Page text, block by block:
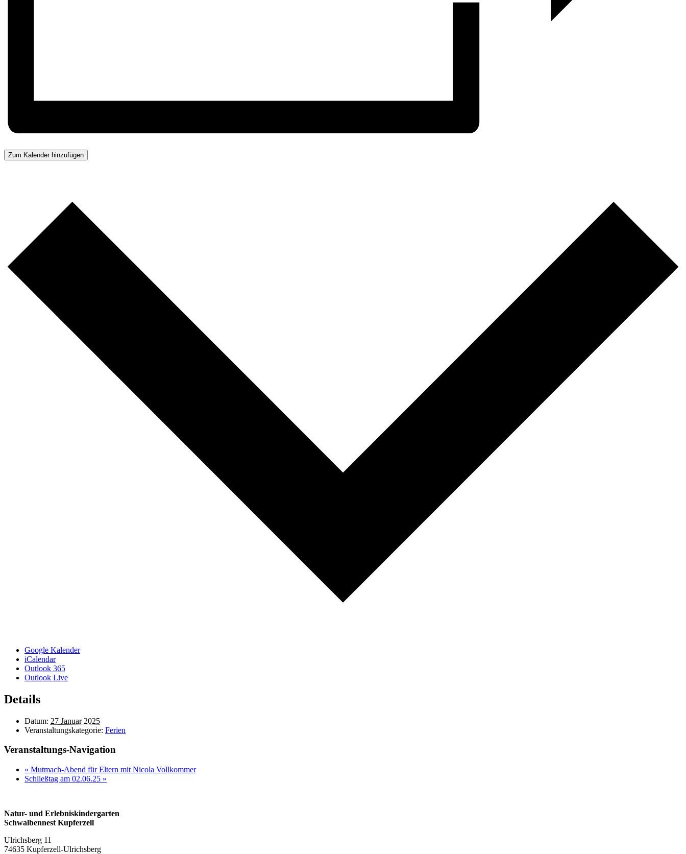
Zum Kalender hinzufügen
Google Kalender
iCalendar
Outlook 365
Outlook Live
Details
Datum: 27 Januar 2025
Veranstaltungskategorie: Ferien
Veranstaltungs-Navigation
« Mutmach-Abend für Eltern mit Nicola Vollkommer
Schließtag am 02.06.25 »
Natur- und Erlebniskindergarten
Schwalbennest Kupferzell
Ulrichsberg 11
74635 Kupferzell-Ulrichsberg